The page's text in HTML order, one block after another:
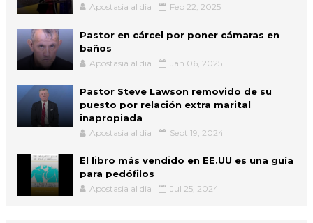
Apostasia al dia Feb 22, 2025
Pastor en cárcel por poner cámaras en
baños
Apostasia al dia Jan 06, 2025
Pastor Steve Lawson removido de su
puesto por relación extra marital
inapropiada
Apostasia al dia Sept 19, 2024
El libro más vendido en EE.UU es una guía
para pedófilos
Apostasia al dia Jul 25, 2024